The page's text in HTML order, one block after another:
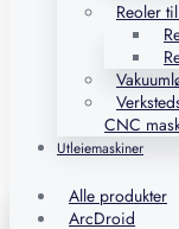
Reoler
CNC
Utleiemaskiner
Alle produkter
ArcDroid